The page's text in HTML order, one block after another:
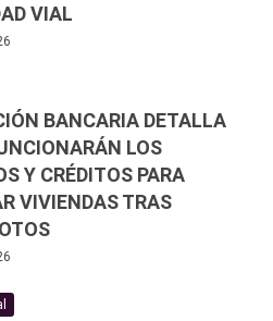
VIAL
BANCARIA DETALLA
LOS
Y CRÉDITOS PARA
VIVIENDAS TRAS